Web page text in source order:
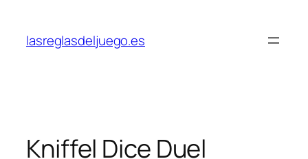
content
lasreglasdeljuego.es
Kniffel Dice Duel